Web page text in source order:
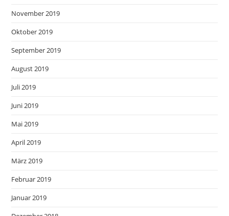
November 2019
Oktober 2019
September 2019
August 2019
Juli 2019
Juni 2019
Mai 2019
April 2019
März 2019
Februar 2019
Januar 2019